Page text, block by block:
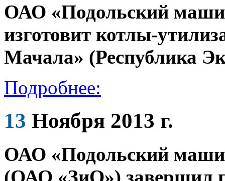
ОАО «Подольский
изготовит котлы-
Мачала» (Республика
Подробнее:
13 Ноября 2013 г.
ОАО «Подольский